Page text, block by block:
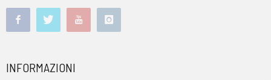
INFORMAZIONI